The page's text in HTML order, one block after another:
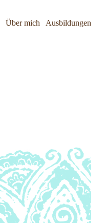
Über mich Ausbildungen